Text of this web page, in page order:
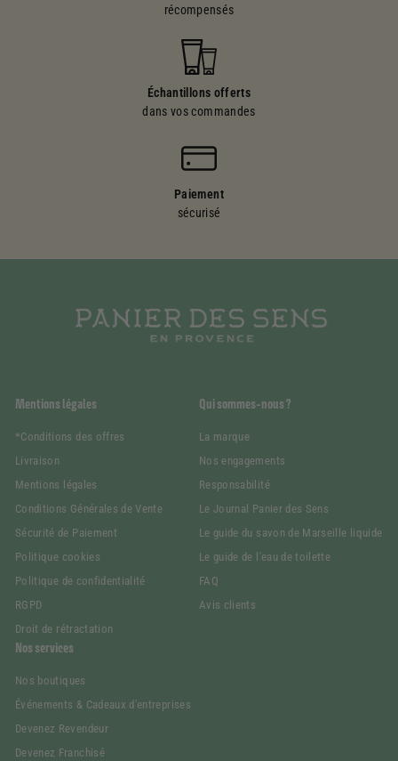
récompensés
Échantillons offerts
dans vos commandes
Paiement
sécurisé
Mentions légales
*Conditions des offres
Livraison
Mentions légales
Conditions Générales de Vente
Sécurité de Paiement
Politique cookies
Politique de confidentialité
RGPD
Droit de rétractation
Qui sommes-nous ?
La marque
Nos engagements
Responsabilité
Le Journal Panier des Sens
Le guide du savon de Marseille liquide
Le guide de l'eau de toilette
FAQ
Avis clients
Nos services
Nos boutiques
Événements & Cadeaux d'entreprises
Devenez Revendeur
Devenez Franchisé